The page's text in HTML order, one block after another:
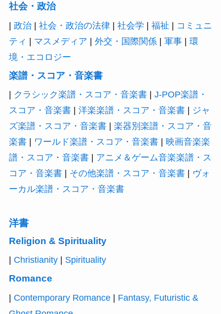
社会・政治
| 政治| 社会・政治の法律| 社会学 | 福祉 | コミュニ
ティ | マスメディア | 外交・国際関係 | 軍事| 環
境・エコロジー
楽譜・スコア・音楽書
クラシック楽譜・スコア・音楽書| J-POP楽譜・
スコア・音楽書| 洋楽楽譜・スコア・音楽書|
ジャ
ズ楽譜・スコア・音楽書| 楽器別楽譜・スコア・音
楽書| ワールド楽譜・スコア・音楽書| 映画音楽楽
譜・スコア・音楽書| アニメ＆ゲーム音楽楽譜・ス
コア・音楽書| その他楽譜・スコア・音楽書|
ヴォ
ーカル楽譜・スコア・音楽書
洋書
Religion & Spirituality
Christianity| Spirituality
Romance
| Contemporary Romance| Fantasy, Futuristic &